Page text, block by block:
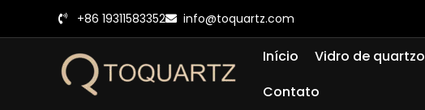
+86 19311583352 info@toquartz.com
Início Vidro de quartzo
Contato